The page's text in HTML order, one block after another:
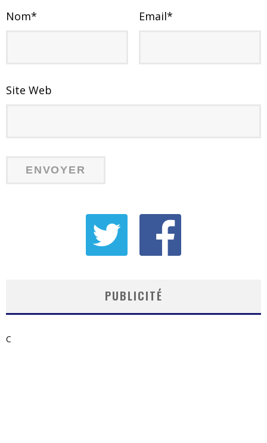
Nom* Email*
Site Web
PUBLICITÉ
C